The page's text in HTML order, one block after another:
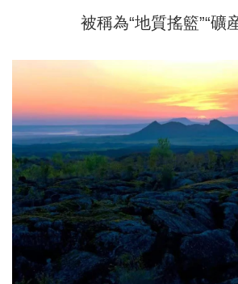
被稱為“地質搖籃”“礦